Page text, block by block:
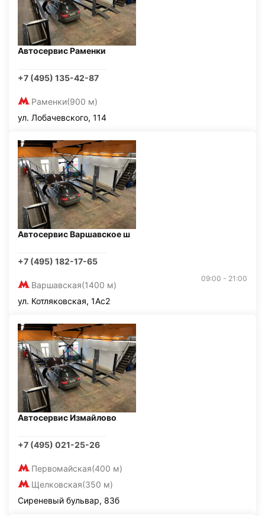
Автосервис Раменки
+7 (495) 135-42-87
Раменки(900 м)
ул. Лобачевского, 114
Автосервис Варшавское ш
+7 (495) 182-17-65
Варшавская(1400 м)
09:00 - 21:00
ул. Котляковская, 1Ас2
Автосервис Измайлово
+7 (495) 021-25-26
Первомайская(400 м)
Щелковская(350 м)
Сиреневый бульвар, 83б